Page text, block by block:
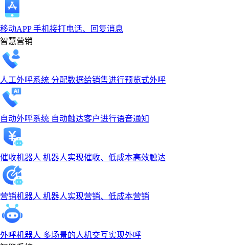
移动APP手机接打电话、回复消息
智慧营销
人工外呼系统 分配数据给销售进行预览式外呼
自动外呼系统 自动触达客户进行语音通知
催收机器人 机器人实现催收、低成本高效触达
营销机器人 机器人实现营销、低成本营销
外呼机器人 多场景的人机交互实现外呼